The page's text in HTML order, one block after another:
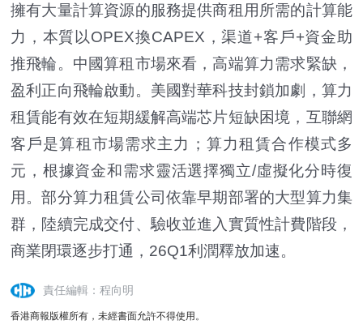
擁有大量計算資源的服務提供商租用所需的計算能
力，本質以OPEX換CAPEX，渠道+客戶+資金助
推飛輪。中國算租市場來看，高端算力需求緊缺，
盈利正向飛輪啟動。美國對華科技封鎖加劇，算力
租賃能有效在短期緩解高端芯片短缺困境，互聯網
客戶是算租市場需求主力；算力租賃合作模式多
元，根據資金和需求靈活選擇獨立/虛擬化分時復
用。部分算力租賃公司依靠早期部署的大型算力集
群，陸續完成交付、驗收並進入實質性計費階段，
商業閉環逐步打通，26Q1利潤釋放加速。
責任編輯：程向明
香港商報版權所有，未經書面允許不得使用。